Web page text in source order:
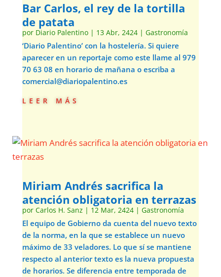
Bar Carlos, el rey de la tortilla
de patata
por Diario Palentino| 13 Abr, 2424| Gastronomía
‘Diario Palentino’ con la hostelería. Si quiere
aparecer en un reportaje como este llame al 979
70 63 08 en horario de mañana o escriba a
comercial@diariopalentino.es
leer más
Miriam Andrés sacrifica la
atención obligatoria en terrazas
por Carlos H. Sanz | 12 Mar, 2424| Gastronomía
El equipo de Gobierno da cuenta del nuevo texto
de la norma, en la que se establece un nuevo
máximo de 33 veladores. Lo que sí se mantiene
respecto al anterior texto es la nueva propuesta
de horarios. Se diferencia entre temporada de